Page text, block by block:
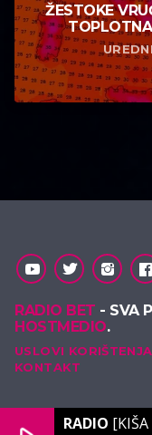
ŽESTOKE
RADIO BET - SVA
HOSTMEDIO.
USLOVI KORIŠTENJA
KONTAKT
RADIO [KIŠA